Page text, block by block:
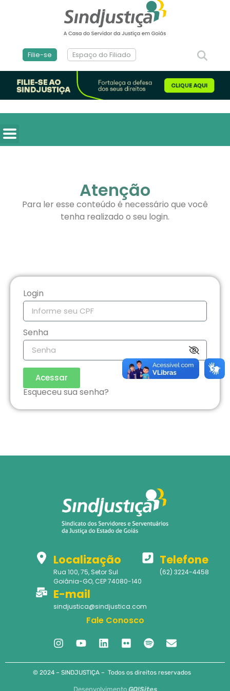
Filie-se Espaço do Filiado
Atenção
Para ler esse conteúdo é necessário que você
tenha realizado o seu login.
Login
Senha
Acessar
Esqueceu sua senha?
Localização
Rua 100, 75, Setor Sul
Goiânia-GO, CEP 74080-140
Telefone
(62) 3224-4458
E-mail
sindjustica@sindjustica.com
Fale Conosco
© 2024 – SINDJUSTIÇA – Todos os direitos reservados
Desenvolvimento GO!Sites